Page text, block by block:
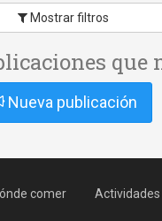
Mostrar filtros
que
Nueva publicación
comer Actividades